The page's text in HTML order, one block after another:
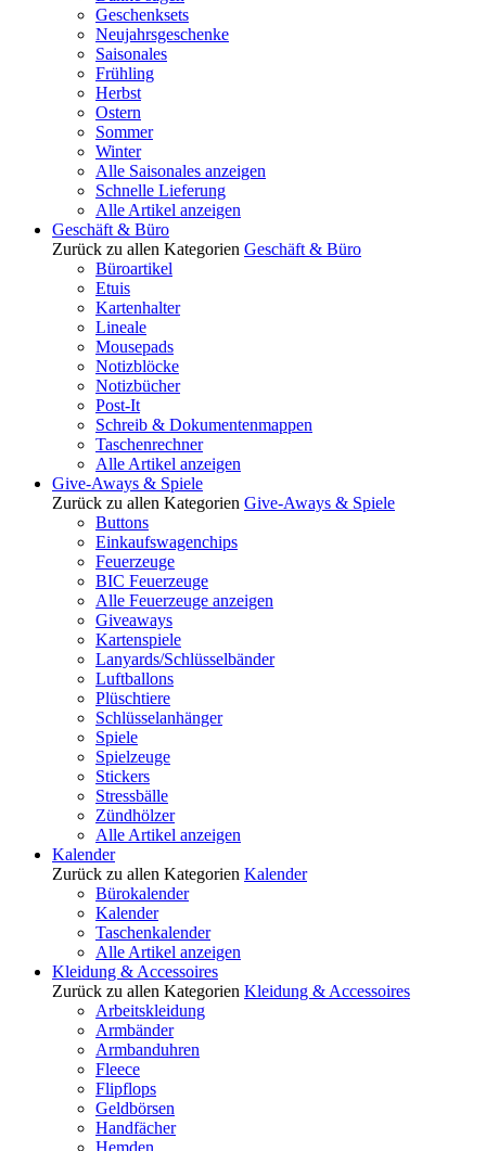
Geschenksets
Neujahrsgeschenke
Saisonales
Frühling
Herbst
Ostern
Sommer
Winter
Alle Saisonales anzeigen
Schnelle Lieferung
Alle Artikel anzeigen
Geschäft & Büro
Zurück zu allen Kategorien Geschäft & Büro
Büroartikel
Etuis
Kartenhalter
Lineale
Mousepads
Notizblöcke
Notizbücher
Post-It
Schreib & Dokumentenmappen
Taschenrechner
Alle Artikel anzeigen
Give-Aways & Spiele
Zurück zu allen Kategorien Give-Aways & Spiele
Buttons
Einkaufswagenchips
Feuerzeuge
BIC Feuerzeuge
Alle Feuerzeuge anzeigen
Giveaways
Kartenspiele
Lanyards/Schlüsselbänder
Luftballons
Plüschtiere
Schlüsselanhänger
Spiele
Spielzeuge
Stickers
Stressbälle
Zündhölzer
Alle Artikel anzeigen
Kalender
Zurück zu allen Kategorien Kalender
Bürokalender
Kalender
Taschenkalender
Alle Artikel anzeigen
Kleidung & Accessoires
Zurück zu allen Kategorien Kleidung & Accessoires
Arbeitskleidung
Armbänder
Armbanduhren
Fleece
Flipflops
Geldbörsen
Handfächer
Hemden